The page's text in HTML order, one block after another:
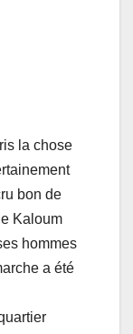
la chose
bon de
Kaloum
hommes
a été